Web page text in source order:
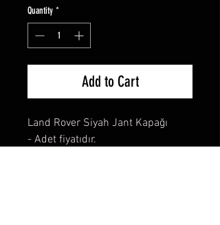
Quantity *
Add to Cart
Land Rover Siyah Jant Kapağı
- Adet fiyatıdır.